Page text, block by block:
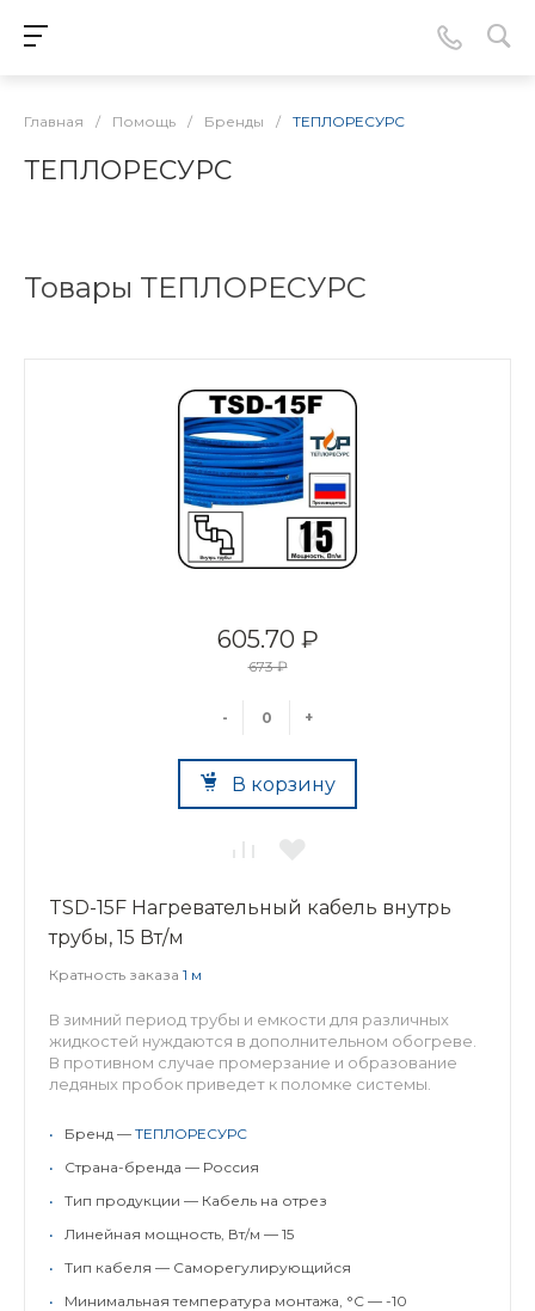
Главная / Помощь / Бренды / ТЕПЛОРЕСУРС
ТЕПЛОРЕСУРС
Товары ТЕПЛОРЕСУРС
605.70 ₽
673 ₽
- +
В корзину
TSD-15F Нагревательный кабель внутрь
трубы, 15 Вт/м
Кратность заказа 1 м
В зимний период трубы и емкости для различных
жидкостей нуждаются в дополнительном обогреве.
В противном случае промерзание и образование
ледяных пробок приведет к поломке системы.
• Бренд — ТЕПЛОРЕСУРС
•
Страна-бренда — Россия
•
Тип продукции — Кабель на отрез
•
Линейная мощность, Вт/м — 15
•
Тип кабеля — Саморегулирующийся
•
Минимальная температура монтажа, °C — -10